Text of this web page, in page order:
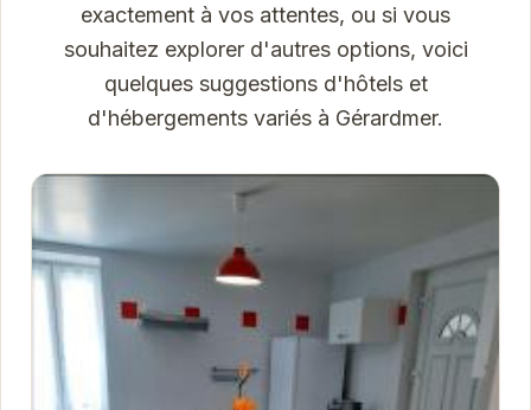
exactement à vos attentes, ou si vous
souhaitez explorer d'autres options, voici
quelques suggestions d'hôtels et
d'hébergements variés à Gérardmer.